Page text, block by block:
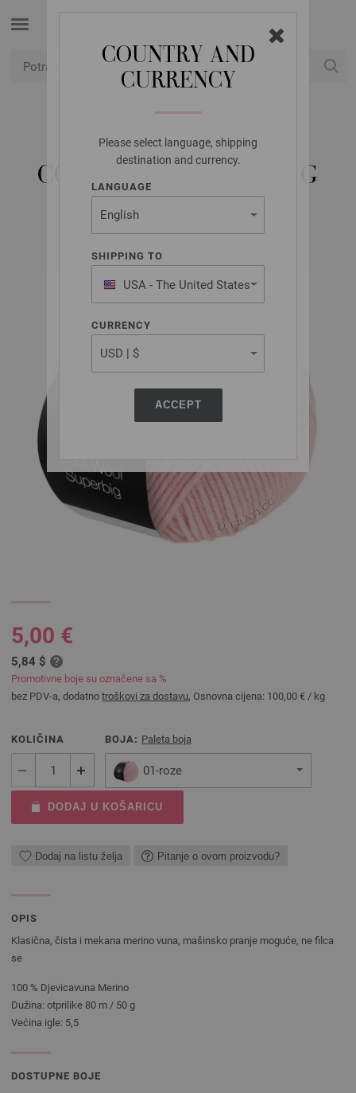
COUNTRY AND
CURRENCY
Please select language, shipping
destination and currency.
LANGUAGE
SHIPPING TO
USA - The United States
of America
CURRENCY
ACCEPT
LANA GROSSA
COOL WOOL SUPERBIG
5,00 €
5,84 $
Promotivne boje su označene sa %
bez PDV-a, dodatno troškovi za dostavu, Osnovna cijena: 100,00 € / kg
KOLIČINA BOJA: Paleta boja
01-roze
DODAJ U KOŠARICU
Dodaj na listu želja Pitanje o ovom proizvodu?
OPIS
Klasična, čista i mekana merino vuna, mašinsko pranje moguće, ne filca
se
100 % Djevicavuna Merino
Dužina: otprilike 80 m / 50 g
Većina igle: 5,5
DOSTUPNE BOJE